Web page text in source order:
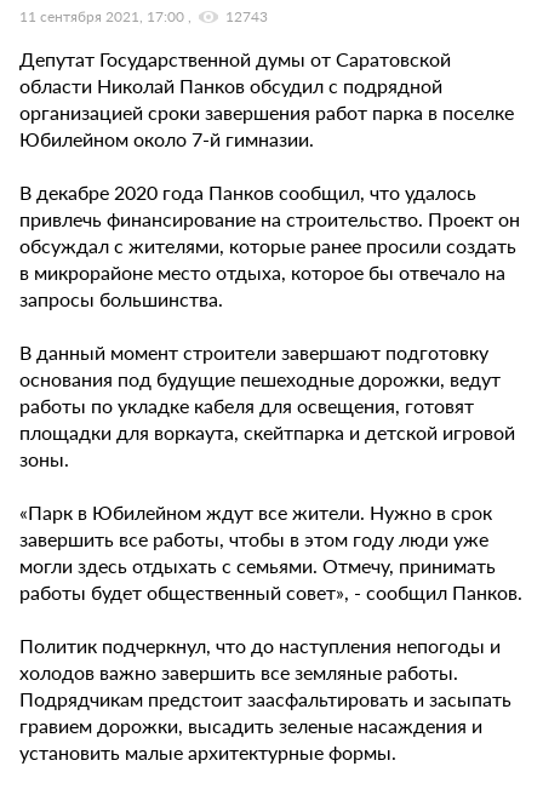
11 сентября 2021, 17:00 12743
Депутат Государственной думы от Саратовской
области Николай Панков обсудил с подрядной
организацией сроки завершения работ парка в поселке
Юбилейном около 7-й гимназии.
В декабре 2020 года Панков сообщил, что удалось
привлечь финансирование на строительство. Проект он
обсуждал с жителями, которые ранее просили создать
в микрорайоне место отдыха, которое бы отвечало на
запросы большинства.
В данный момент строители завершают подготовку
основания под будущие пешеходные дорожки, ведут
работы по укладке кабеля для освещения, готовят
площадки для воркаута, скейтпарка и детской игровой
зоны.
«Парк в Юбилейном ждут все жители. Нужно в срок
завершить все работы, чтобы в этом году люди уже
могли здесь отдыхать с семьями. Отмечу, принимать
работы будет общественный совет», - сообщил Панков.
Политик подчеркнул, что до наступления непогоды и
холодов важно завершить все земляные работы.
Подрядчикам предстоит заасфальтировать и засыпать
гравием дорожки, высадить зеленые насаждения и
установить малые архитектурные формы.